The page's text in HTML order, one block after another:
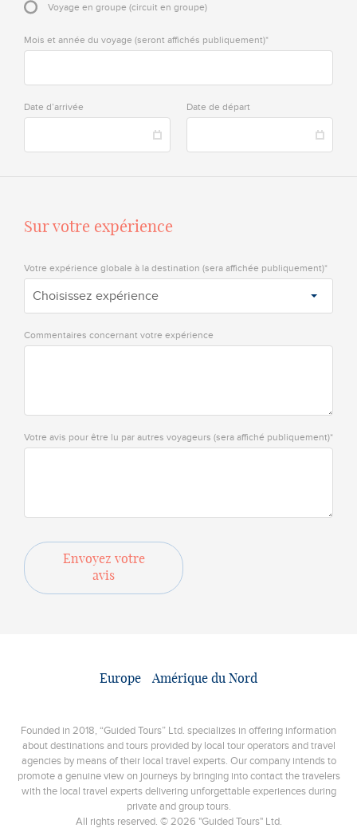
Voyage en groupe (circuit en groupe)
Mois et année du voyage (seront affichés publiquement)*
Date d’arrivée Date de départ
Sur votre expérience
Votre expérience globale à la destination (sera affichée publiquement)*
Choisissez expérience
Commentaires concernant votre expérience
Votre avis pour être lu par autres voyageurs (sera affiché publiquement)*
Envoyez votre
avis
Europe Amérique du Nord
Founded in 2018, “Guided Tours” Ltd. specializes in offering information
about destinations and tours provided by local tour operators and travel
agencies by means of their local travel experts. Our company intends to
promote a genuine view on journeys by bringing into contact the travelers
with the local travel experts delivering unforgettable experiences during
private and group tours.
All rights reserved. © 2026 "Guided Tours" Ltd.